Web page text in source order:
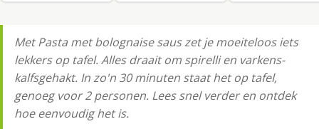
Met Pasta met bolognaise saus zet je moeiteloos iets
lekkers op tafel. Alles draait om spirelli en varkens-
kalfsgehakt. In zo'n 30 minuten staat het op tafel,
genoeg voor 2 personen. Lees snel verder en ontdek
hoe eenvoudig het is.